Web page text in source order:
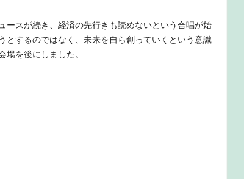
スが続き、経済の先行きも読めないという合唱が始
とするのではなく、未来を自ら創っていくという意識
場を後にしました。